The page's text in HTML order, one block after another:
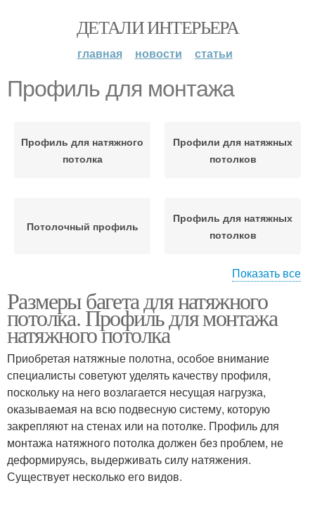
ДЕТАЛИ ИНТЕРЬЕРА
главная новости статьи
Профиль для монтажа
Профиль для натяжного
потолка
Профили для натяжных
потолков
Потолочный профиль
Профиль для натяжных
потолков
Алюминиевый профиль Пластиковый профиль
Профиль для потолков Профиль по материалу
Показать все
Размеры багета для натяжного
потолка. Профиль для монтажа
натяжного потолка
Приобретая натяжные полотна, особое внимание
специалисты советуют уделять качеству профиля,
поскольку на него возлагается несущая нагрузка,
оказываемая на всю подвесную систему, которую
закрепляют на стенах или на потолке. Профиль для
монтажа натяжного потолка должен без проблем, не
деформируясь, выдерживать силу натяжения.
Существует несколько его видов.